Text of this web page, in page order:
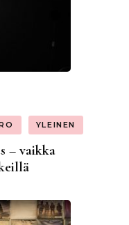
YLEINEN
– vaikka